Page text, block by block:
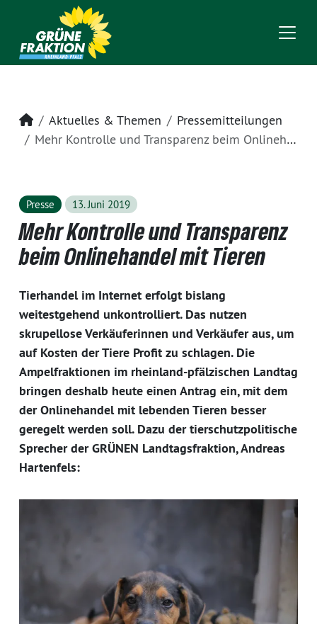
Startseite
Aktuelles & Themen
Pressemitteilungen
Mehr Kontrolle und Transparenz beim Onlinehandel mit Tieren
Presse 13. Juni 2019
Mehr Kontrolle und Transparenz
beim Onlinehandel mit Tieren
Tierhandel im Internet erfolgt bislang
weitestgehend unkontrolliert. Das nutzen
skrupellose Verkäuferinnen und Verkäufer aus, um
auf Kosten der Tiere Profit zu schlagen. Die
Ampelfraktionen im rheinland-pfälzischen Landtag
bringen deshalb heute einen Antrag ein, mit dem
der Onlinehandel mit lebenden Tieren besser
geregelt werden soll. Dazu der tierschutzpolitische
Sprecher der GRÜNEN Landtagsfraktion, Andreas
Hartenfels: